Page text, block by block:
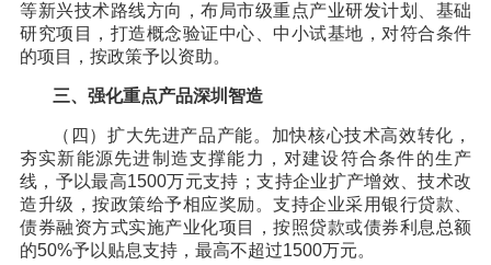
等新兴技术路线方向，布局市级重点产业研发计划、基础
研究项目，打造概念验证中心、中小试基地，对符合条件
的项目，按政策予以资助。
三、强化重点产品深圳智造
（四）扩大先进产品产能。加快核心技术高效转化，
夯实新能源先进制造支撑能力，对建设符合条件的生产
线，予以最高1500万元支持；支持企业扩产增效、技术改
造升级，按政策给予相应奖励。支持企业采用银行贷款、
债券融资方式实施产业化项目，按照贷款或债券利息总额
的50%予以贴息支持，最高不超过1500万元。